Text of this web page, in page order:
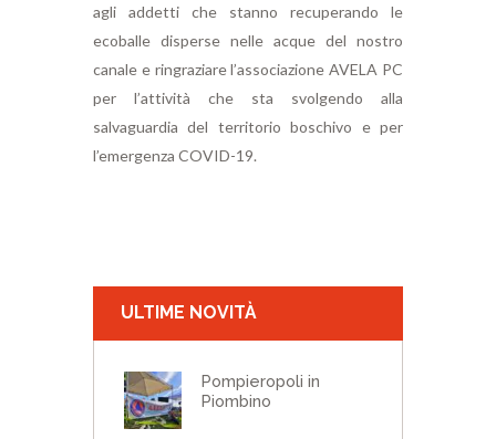
agli addetti che stanno recuperando le
ecoballe disperse nelle acque del nostro
canale e ringraziare l’associazione AVELA PC
per l’attività che sta svolgendo alla
salvaguardia del territorio boschivo e per
l’emergenza COVID-19.
ULTIME NOVITÀ
Pompieropoli in
Piombino